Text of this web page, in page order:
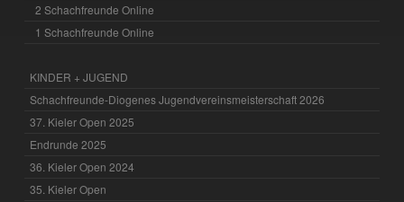
2 Schachfreunde Online
1 Schachfreunde Online
KINDER + JUGEND
Schachfreunde-Diogenes Jugendvereinsmeisterschaft 2026
37. Kieler Open 2025
Endrunde 2025
36. Kieler Open 2024
35. Kieler Open